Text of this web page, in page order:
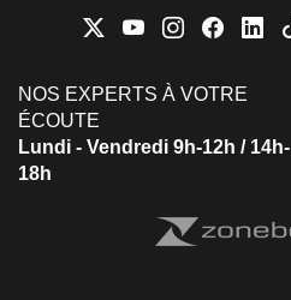
NOS EXPERTS À VOTRE
ÉCOUTE
Lundi - Vendredi 9h-12h / 14h-
18h